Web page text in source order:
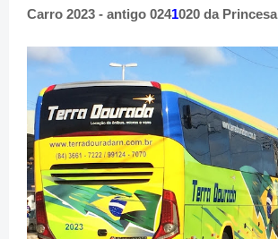
Carro 2023 - antigo 0241020 da Princesa